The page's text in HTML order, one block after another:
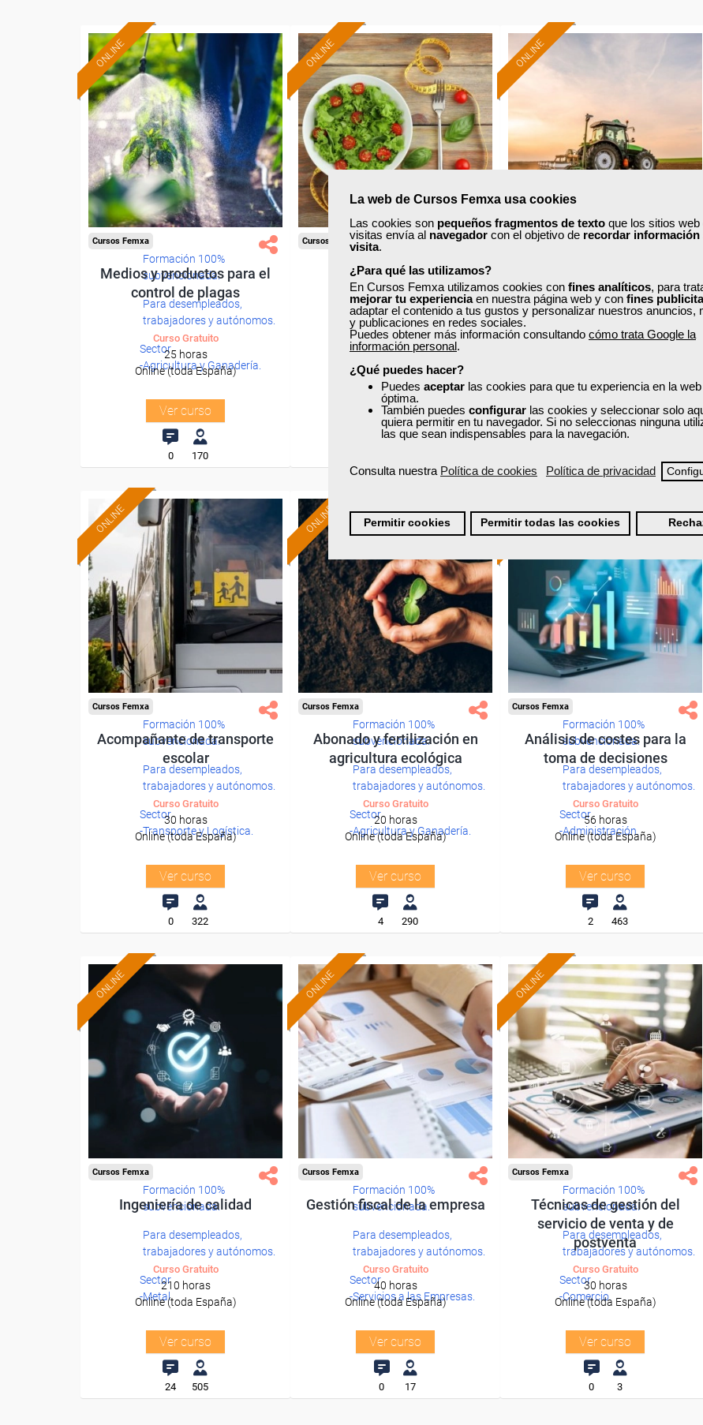
La web de Cursos Femxa usa cookies
Las cookies son pequeños fragmentos de texto que los sitios web
visitas envía al navegador con el objetivo de recordar información
visita.
¿Para qué las utilizamos?
En Cursos Femxa utilizamos cookies con fines analíticos, para
mejorar tu experienciaen nuestra página web y con fines
adaptar el contenido a tus gustos y personalizar nuestros anuncios,
y publicaciones en redes sociales.
Puedes obtener más información consultando cómo trata Google la
información personal.
¿Qué puedes hacer?
Puedes aceptar las cookies para que tu experiencia en la
óptima.
También puedes configurar las cookies y seleccionar solo
quiera permitir en tu navegador. Si no seleccionas ninguna
las que sean indispensables para la navegación.
Consulta nuestra Política de cookies Política de privacidad
Permitir cookies Permitir todas las cookies
ONLINE
Formación 100%
subvencionada.
Para desempleados,
trabajadores y autónomos.
Sector
-Agricultura y Ganadería.
Cursos Femxa
Medios y productos para el
control de plagas
Curso Gratuito
25 horas
Online (toda España)
Ver curso
0 170
ONLINE
subvencionada.
Para desempleados,
trabajadores y autónomos.
Sector
-Otros Servicios.
Cursos Femxa
Nutrición y dietética
Curso Gratuito
110 horas
Online (toda España)
Ver curso
ONLINE
Para desempleados,
trabajadores y autónomos.
Cursos Femxa
explotación agraria
Curso Gratuito
Ver curso
ONLINE
Formación 100%
subvencionada.
Para desempleados,
trabajadores y autónomos.
Sector
-Transporte y Logística.
Cursos Femxa
Acompañante de transporte
escolar
Curso Gratuito
30 horas
Online (toda España)
Ver curso
0 322
ONLINE
Formación 100%
subvencionada.
Para desempleados,
trabajadores y autónomos.
Sector
-Agricultura y Ganadería.
Cursos Femxa
Abonado y fertilización en
agricultura ecológica
Curso Gratuito
20 horas
Online (toda España)
Ver curso
4 290
ONLINE
Formación 100%
subvencionada.
Para desempleados,
trabajadores y autónomos.
Sector
-Administración.
Cursos Femxa
Análisis de costes para la
toma de decisiones
Curso Gratuito
56 horas
Online (toda España)
Ver curso
2 463
ONLINE
Formación 100%
subvencionada.
Para desempleados,
trabajadores y autónomos.
Sector
-Metal.
Cursos Femxa
Ingeniería de calidad
Curso Gratuito
210 horas
Online (toda España)
Ver curso
24 505
ONLINE
Formación 100%
subvencionada.
Para desempleados,
trabajadores y autónomos.
Sector
-Servicios a las Empresas.
Cursos Femxa
Gestión fiscal de la empresa
Curso Gratuito
40 horas
Online (toda España)
Ver curso
0 17
ONLINE
Formación 100%
subvencionada.
Para desempleados,
trabajadores y autónomos.
Sector
-Comercio.
Cursos Femxa
Técnicas de gestión del
servicio de venta y de
postventa
Curso Gratuito
30 horas
Online (toda España)
Ver curso
0 3